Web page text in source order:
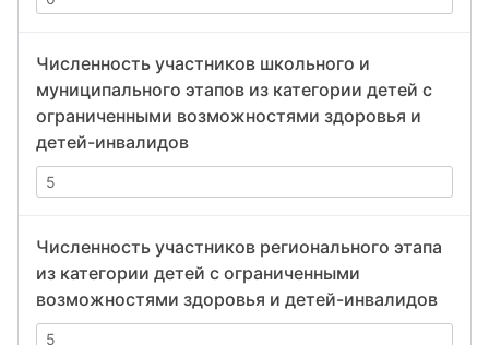
Численность участников школьного и
муниципального этапов из категории детей с
ограниченными возможностями здоровья и
детей-инвалидов
Численность участников регионального этапа
из категории детей с ограниченными
возможностями здоровья и детей-инвалидов